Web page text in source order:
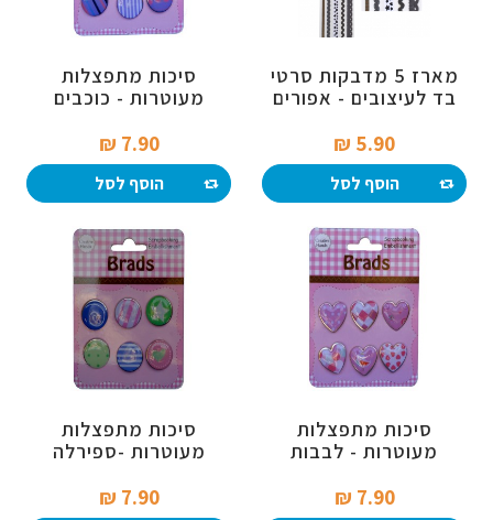
מארז 5 מדבקות סרטי
בד לעיצובים - אפורים
5.90 ₪‎
הוסף לסל
סיכות מתפצלות
מעוטרות - כוכבים
7.90 ₪‎
הוסף לסל
סיכות מתפצלות
מעוטרות - לבבות
7.90 ₪‎
סיכות מתפצלות
מעוטרות -ספירלה
7.90 ₪‎